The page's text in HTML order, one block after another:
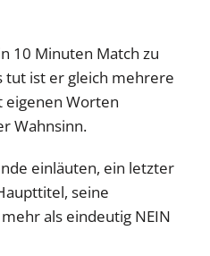
10 Minuten Match zu
tut ist er gleich mehrere
eigenen Worten
Wahnsinn.
einläuten, ein letzter
seine
als eindeutig NEIN